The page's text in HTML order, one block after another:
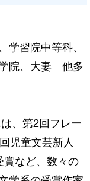
習院中等科、
院、大妻 他多
、第2回フレー
児童文芸新人
など、数々の